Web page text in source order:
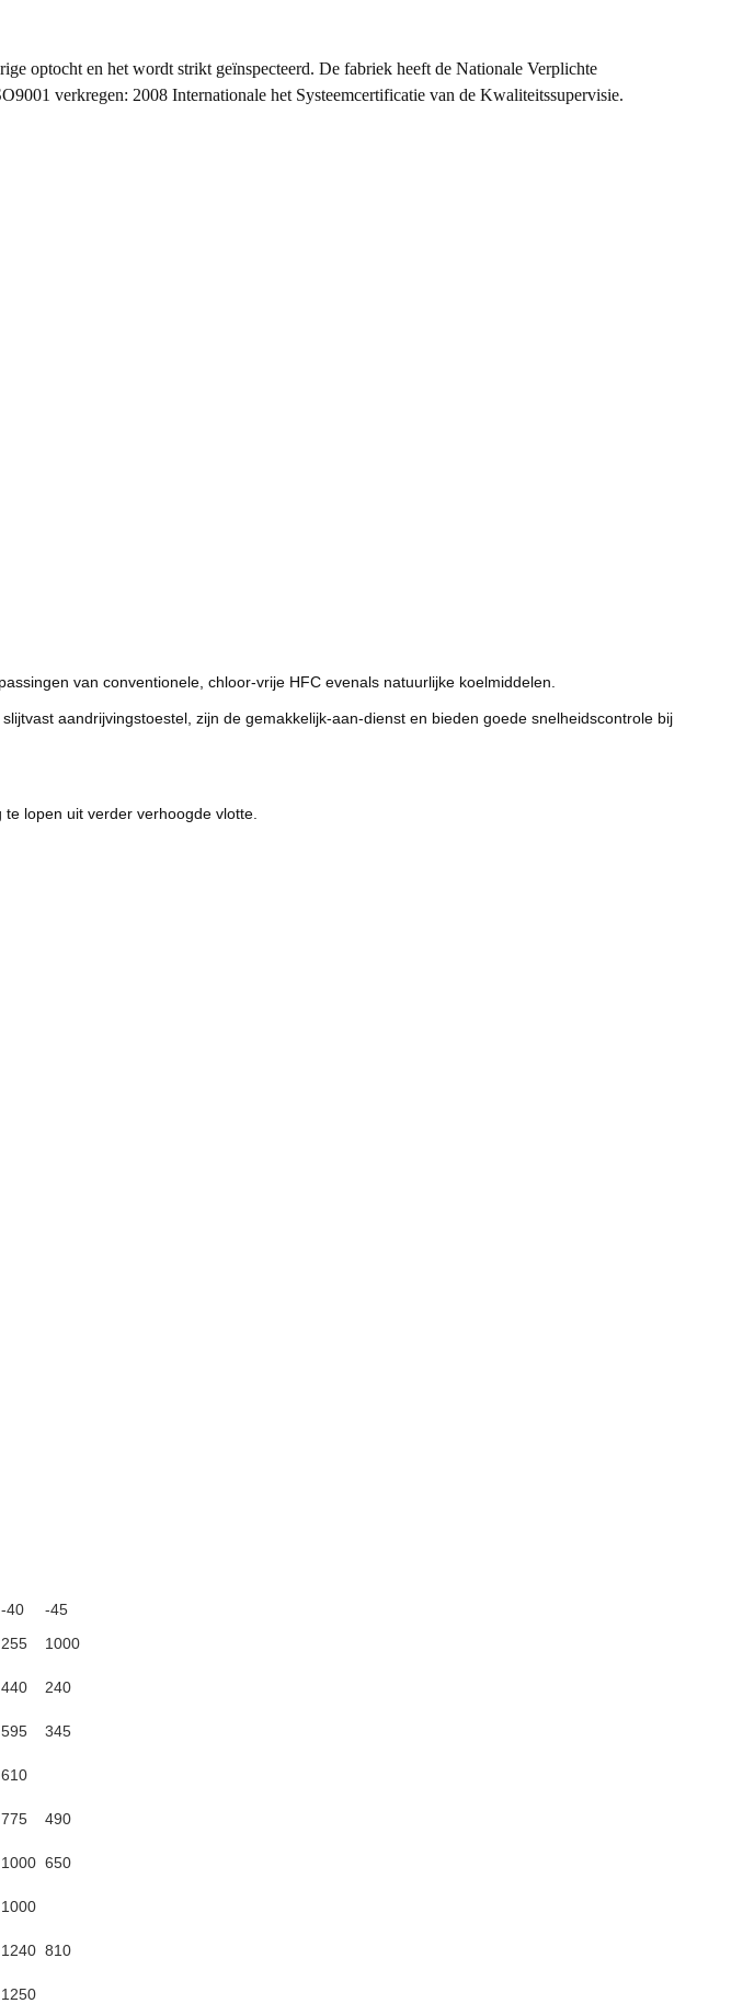
optocht en het wordt strikt geïnspecteerd. De fabriek heeft de Nationale Verplichte
verkregen: 2008 Internationale het Systeemcertificatie van de Kwaliteitssupervisie.
van conventionele, chloor-vrije HFC evenals natuurlijke koelmiddelen.
aandrijvingstoestel, zijn de gemakkelijk-aan-dienst en bieden goede snelheidscontrole bij
lopen uit verder verhoogde vlotte.
-40
-45
255
1000
440
240
595
345
610
775
490
1000 650
1000
1240 810
1250